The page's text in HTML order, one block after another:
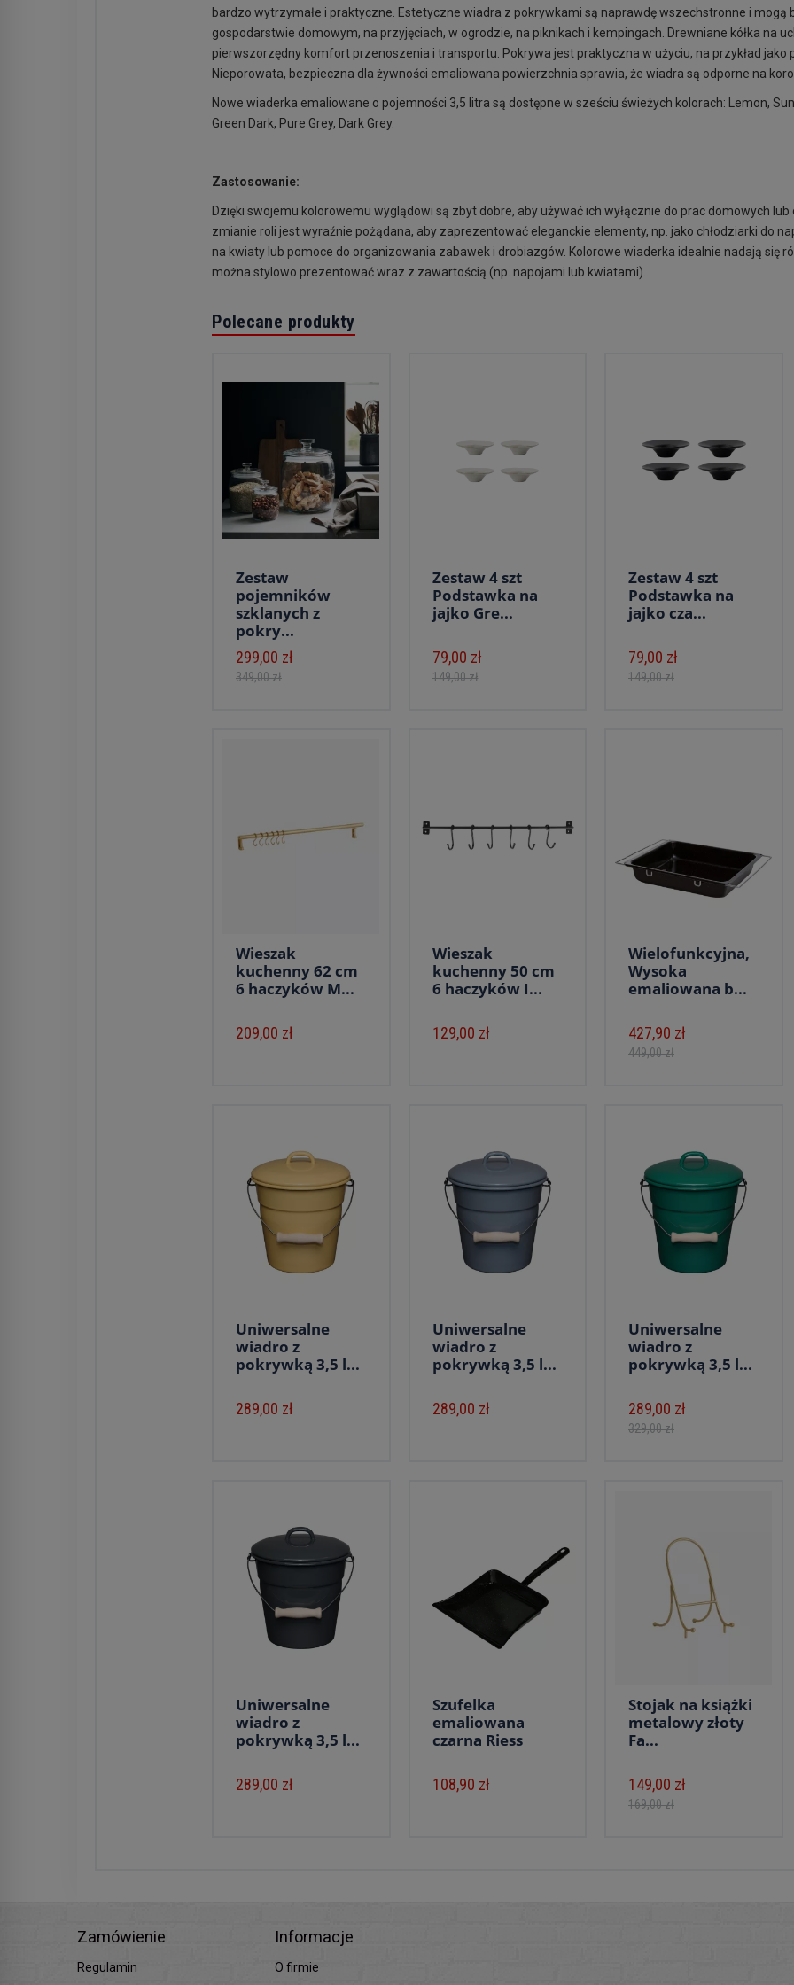
bardzo wytrzymałe i praktyczne. Estetyczne wiadra z pokrywkami są naprawdę wszechstronne i mogą
gospodarstwie domowym, na przyjęciach, w ogrodzie, na piknikach i kempingach. Drewniane kółka na
pierwszorzędny komfort przenoszenia i transportu. Pokrywa jest praktyczna w użyciu, na przykład jako
Nieporowata, bezpieczna dla żywności emaliowana powierzchnia sprawia, że wiadra są odporne na
Nowe wiaderka emaliowane o pojemności 3,5 litra są dostępne w sześciu świeżych kolorach: Lemon,
Green Dark, Pure Grey, Dark Grey.
Zastosowanie:
Dzięki swojemu kolorowemu wyglądowi są zbyt dobre, aby używać ich wyłącznie do prac domowych
zmianie roli jest wyraźnie pożądana, aby zaprezentować eleganckie elementy, np. jako chłodziarki do
na kwiaty lub pomoce do organizowania zabawek i drobiazgów. Kolorowe wiaderka idealnie nadają się
można stylowo prezentować wraz z zawartością (np. napojami lub kwiatami).
Polecane produkty
Zestaw
pojemników
szklanych z
pokry...
299,00 zł
349,00 zł
Zestaw 4 szt
Podstawka na
jajko Gre...
79,00 zł
149,00 zł
Zestaw 4 szt
Podstawka na
jajko cza...
79,00 zł
149,00 zł
Wieszak
kuchenny 62 cm
6 haczyków M...
209,00 zł
Wieszak
kuchenny 50 cm
6 haczyków I...
129,00 zł
Wielofunkcyjna,
Wysoka
emaliowana b...
427,90 zł
449,00 zł
Uniwersalne
wiadro z
pokrywką 3,5 l...
289,00 zł
Uniwersalne
wiadro z
pokrywką 3,5 l...
289,00 zł
Uniwersalne
wiadro z
pokrywką 3,5 l...
289,00 zł
329,00 zł
Uniwersalne
wiadro z
pokrywką 3,5 l...
289,00 zł
Szufelka
emaliowana
czarna Riess
108,90 zł
Stojak na książki
metalowy złoty
Fa...
149,00 zł
169,00 zł
Zamówienie
Regulamin
Informacje
O firmie